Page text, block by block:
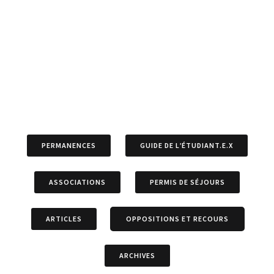
PERMANENCES GUIDE DE L’ÉTUDIANT.E.X
ASSOCIATIONS PERMIS DE SÉJOURS
ARTICLES OPPOSITIONS ET RECOURS
ARCHIVES